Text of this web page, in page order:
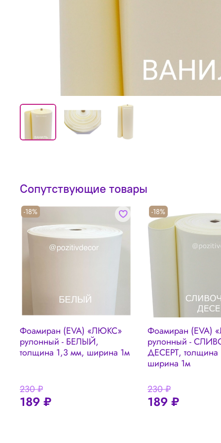
Сопутствующие товары
-18%
Фоамиран (EVA) «ЛЮКС»
рулонный - БЕЛЫЙ,
толщина 1,3 мм, ширина 1м
230 ₽
189 ₽
-18%
Фоамиран (EVA)
рулонный -
ДЕСЕРТ,
ширина 1м
230 ₽
189 ₽